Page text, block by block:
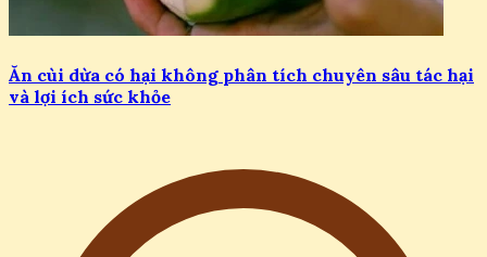
Ăn cùi dừa có hại không phân tích chuyên sâu tác hại
và lợi ích sức khỏe